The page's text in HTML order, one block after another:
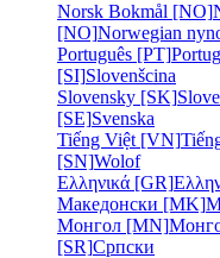
Norsk Bokmål [NO]
[NO]Norwegian
Português [PT]
[SI]Slovenšcina
Slovensky [SK]
[SE]Svenska
Tiếng Việt [VN]
[SN]Wolof
Ελληνικά [GR]
Македонски [MK]
Монгол [MN]
[SR]Српски